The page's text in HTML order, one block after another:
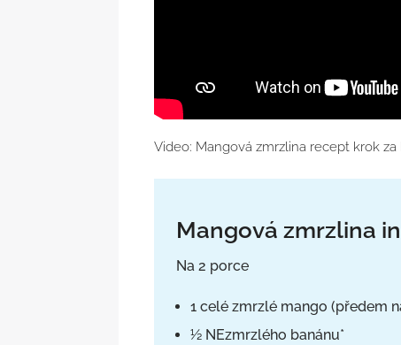
Video: Mangová zmrzlina recept krok za
Mangová zmrzlina
Na 2 porce
1 celé zmrzlé mango (předem
½ NEzmrzlého banánu*